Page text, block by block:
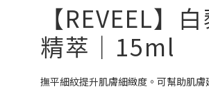
【REVEEL】
精萃｜15ml
撫平細紋提升肌膚細緻度。可幫助肌膚